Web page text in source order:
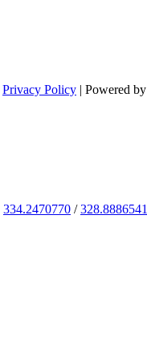
Privacy Policy | Powered by
334.2470770 /328.8886541